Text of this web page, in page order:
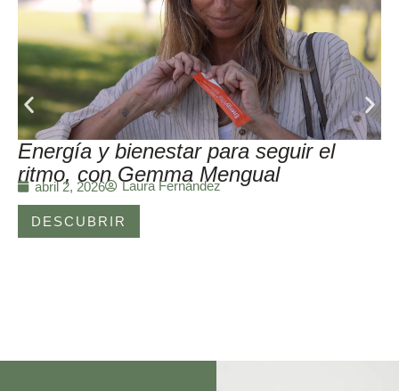
Energía y bienestar para seguir el
ritmo, con Gemma Mengual
abril 2, 2026 Laura Fernández
DESCUBRIR